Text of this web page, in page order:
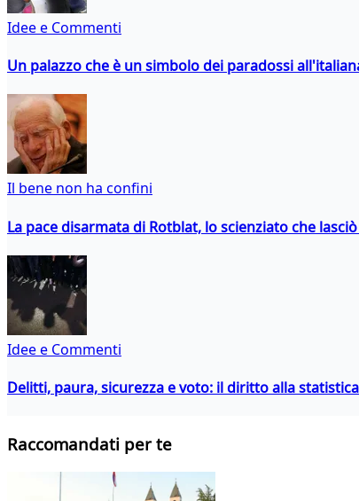
Idee e Commenti
Un palazzo che è un simbolo dei paradossi
Il bene non ha confini
La pace disarmata di Rotblat, lo scienziato che
Idee e Commenti
Delitti, paura, sicurezza e voto: il diritto alla statistica
Raccomandati per te